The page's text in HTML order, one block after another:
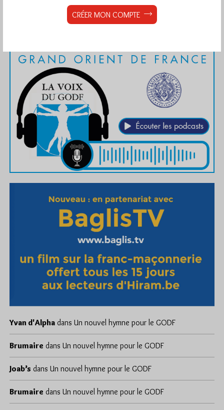
Yvan d'Alpha dans Un nouvel hymne pour le GODF
Brumaire dans Un nouvel hymne pour le GODF
Joab’s dans Un nouvel hymne pour le GODF
Brumaire dans Un nouvel hymne pour le GODF
CRÉER MON COMPTE